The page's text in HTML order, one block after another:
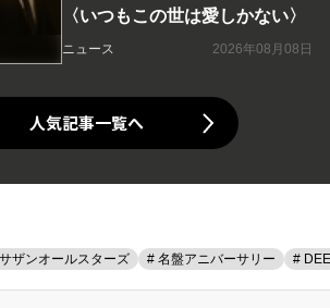
〈いつもこの世は愛しかない〉
ニュース 2026年08月08日
人気記事一覧へ
ザンオールスターズ # 名盤アニバーサリー #